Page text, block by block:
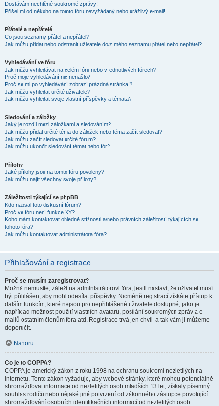
Dostávám nechtěné soukromé zprávy!
Přišel mi od někoho na tomto fóru nevyžádaný nebo urážlivý e-mail!
Přátelé a nepřátelé
Co jsou seznamy přátel a nepřátel?
Jak můžu přidat nebo odstranit uživatele do/z mého seznamu přátel nebo nepřátel?
Vyhledávání ve fóru
Jak můžu vyhledávat na celém fóru nebo v jednotlivých fórech?
Proč moje vyhledávání nic nenašlo?
Proč se mi po vyhledávání zobrazí prázdná stránka!?
Jak můžu vyhledat určité uživatele?
Jak můžu vyhledat svoje vlastní příspěvky a témata?
Sledování a záložky
Jaký je rozdíl mezi záložkami a sledováním?
Jak můžu přidat určité téma do záložek nebo téma začít sledovat?
Jak můžu začít sledovat určité fórum?
Jak můžu ukončit sledování témat nebo fór?
Přílohy
Jaké přílohy jsou na tomto fóru povoleny?
Jak můžu najít všechny svoje přílohy?
Záležitosti týkající se phpBB
Kdo napsal toto diskusní fórum?
Proč ve fóru není funkce XY?
Koho mám kontaktovat ohledně stížnosti a/nebo právních záležitostí týkajících se
tohoto fóra?
Jak můžu kontaktovat administrátora fóra?
Přihlašování a registrace
Proč se musím zaregistrovat?
Možná nemusíte, záleží na administrátorovi fóra, jestli nastaví, že uživatel musí
být přihlášen, aby mohl odesílat příspěvky. Nicméně registrací získáte přístup k
dalším funkcím, které nejsou pro nepřihlášené uživatele dostupné, jako je
například možnost použití vlastních avatarů, posílání soukromých zpráv a e-
mailů ostatním členům fóra atd. Registrace trvá jen chvíli a tak vám ji můžeme
doporučit.
Nahoru
Co je to COPPA?
COPPA je americký zákon z roku 1998 na ochranu soukromí nezletilých na
internetu. Tento zákon vyžaduje, aby webové stránky, které mohou potenciálně
shromažďovat informace od nezletilých osob mladších 13 let, získaly písemný
souhlas rodičů nebo nějaké jiné potvrzení od zákonného zástupce povolující
shromažďování osobních identifikačních informací od nezletilých osob